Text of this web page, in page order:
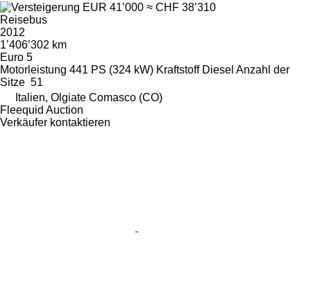
EUR 41’000 ≈ CHF 38’310
Reisebus
2012
1’406’302 km
Euro 5
Motorleistung 441 PS (324 kW) Kraftstoff Diesel Anzahl der
Sitze 51
Italien, Olgiate Comasco (CO)
Fleequid Auction
Verkäufer kontaktieren